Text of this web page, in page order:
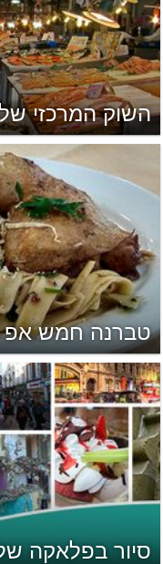
השוק המרכזי
טברנה חמש אפ
סיור בפלאקה